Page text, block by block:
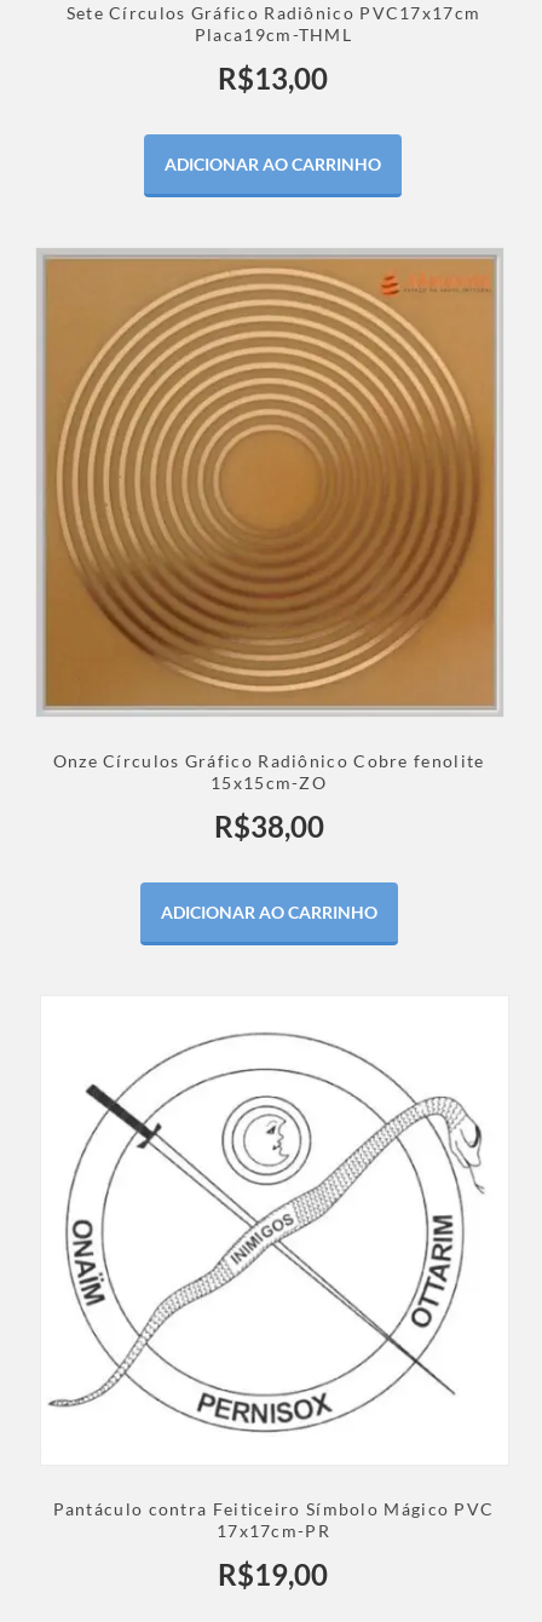
Sete Círculos Gráfico Radiônico PVC17x17cm
Placa19cm-THML
R$13,00
ADICIONAR AO CARRINHO
Onze Círculos Gráfico Radiônico Cobre fenolite
15x15cm-ZO
R$38,00
ADICIONAR AO CARRINHO
Pantáculo contra Feiticeiro Símbolo Mágico PVC
17x17cm-PR
R$19,00